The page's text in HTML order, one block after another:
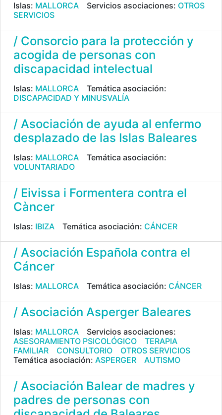
Islas: MALLORCA Servicios asociaciones: OTROS
SERVICIOS
/ Consorcio para la protección y
acogida de personas con
discapacidad intelectual
Islas: MALLORCA
Temática asociación:
DISCAPACIDAD Y MINUSVALÍA
/ Asociación de ayuda al enfermo
desplazado de las Islas Baleares
Islas: MALLORCA
Temática asociación:
VOLUNTARIADO
/ Eivissa i Formentera contra el
Càncer
Islas: IBIZA Temática asociación: CÁNCER
/ Asociación Española contra el
Cáncer
Islas: MALLORCA Temática asociación: CÁNCER
/ Asociación Asperger Baleares
Islas: MALLORCA
Servicios asociaciones:
ASESORAMIENTO PSICOLÓGICO
TERAPIA
FAMILIAR
CONSULTORIO
OTROS SERVICIOS
Temática asociación: ASPERGER AUTISMO
/ Asociación Balear de madres y
padres de personas con